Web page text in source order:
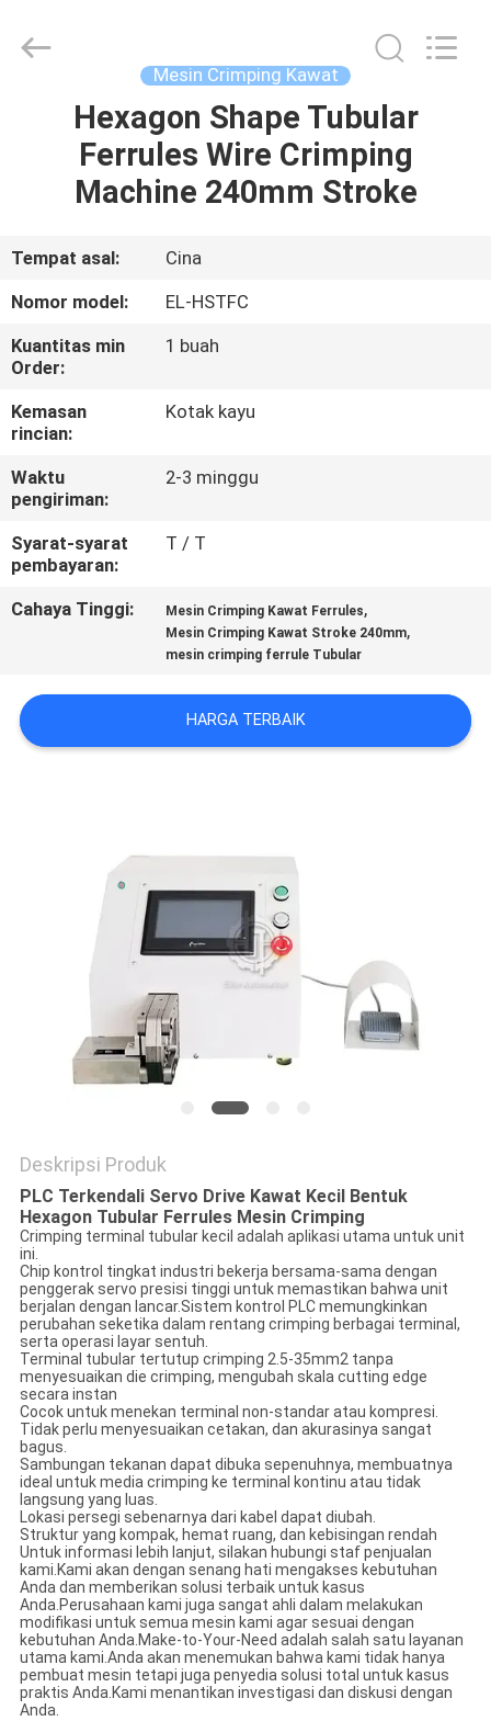
RUMAH
PRODUK
TENTANG
KAMI
TUR
PABRIK
KONTROL
KUALITAS
HUBUNGI
KAMI
BERITA
KASUS
PRIVACY
POLICY
Industrial
Mesin Crimping Kawat
Hexagon Shape Tubular
Ferrules Wire Crimping
Machine 240mm Stroke
Tempat asal:
Cina
Nomor model:
EL-HSTFC
Kuantitas min
Order:
1 buah
Kemasan
rincian:
Kotak kayu
Waktu
pengiriman:
2-3 minggu
Syarat-syarat
pembayaran:
T / T
Cahaya Tinggi: Mesin Crimping Kawat Ferrules,
Mesin Crimping Kawat Stroke 240mm,
mesin crimping ferrule Tubular
HARGA TERBAIK
Deskripsi Produk
PLC Terkendali Servo Drive Kawat Kecil Bentuk
Hexagon Tubular Ferrules Mesin Crimping
Crimping terminal tubular kecil adalah aplikasi utama untuk unit
ini.
Chip kontrol tingkat industri bekerja bersama-sama dengan
penggerak servo presisi tinggi untuk memastikan bahwa unit
berjalan dengan lancar.Sistem kontrol PLC memungkinkan
perubahan seketika dalam rentang crimping berbagai terminal,
serta operasi layar sentuh.
Terminal tubular tertutup crimping 2.5-35mm2 tanpa
menyesuaikan die crimping, mengubah skala cutting edge
secara instan
Cocok untuk menekan terminal non-standar atau kompresi.
Tidak perlu menyesuaikan cetakan, dan akurasinya sangat
bagus.
Sambungan tekanan dapat dibuka sepenuhnya, membuatnya
ideal untuk media crimping ke terminal kontinu atau tidak
langsung yang luas.
Lokasi persegi sebenarnya dari kabel dapat diubah.
Struktur yang kompak, hemat ruang, dan kebisingan rendah
Untuk informasi lebih lanjut, silakan hubungi staf penjualan
kami.Kami akan dengan senang hati mengakses kebutuhan
Anda dan memberikan solusi terbaik untuk kasus
Anda.Perusahaan kami juga sangat ahli dalam melakukan
modifikasi untuk semua mesin kami agar sesuai dengan
kebutuhan Anda.Make-to-Your-Need adalah salah satu layanan
utama kami.Anda akan menemukan bahwa kami tidak hanya
pembuat mesin tetapi juga penyedia solusi total untuk kasus
praktis Anda.Kami menantikan investigasi dan diskusi dengan
Anda.